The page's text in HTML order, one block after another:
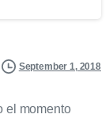
September 1, 2018
el momento